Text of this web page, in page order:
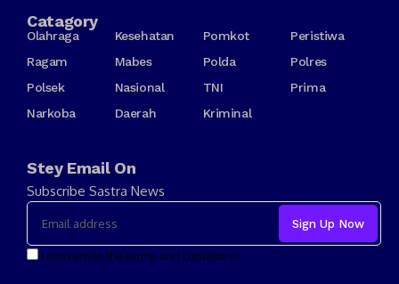
Catagory
Olahraga Kesehatan Pomkot
Peristiwa
Ragam
Mabes Polda
Polres
Polsek
Nasional TNI
Prima
Narkoba
Daerah Kriminal
Stey Email On
Subscribe Sastra News
I consent to the terms and conditions